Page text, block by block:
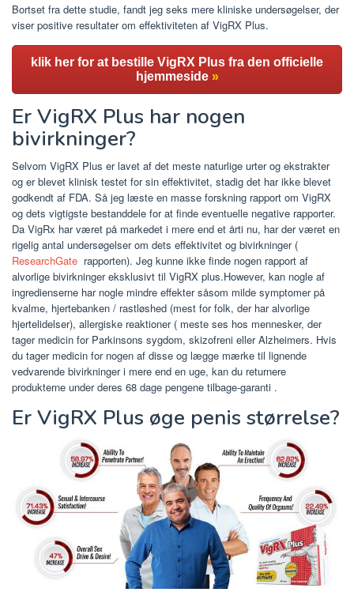
Bortset fra dette studie, fandt jeg seks mere kliniske undersøgelser, der
viser positive resultater om effektiviteten af ​​VigRX Plus.
klik her for at bestille VigRX Plus fra den officielle
hjemmeside »
Er VigRX Plus har nogen
bivirkninger?
Selvom VigRX Plus er lavet af det meste naturlige urter og ekstrakter
og er blevet klinisk testet for sin effektivitet, stadig det har ikke blevet
godkendt af FDA. Så jeg læste en masse forskning rapport om VigRX
og dets vigtigste bestanddele for at finde eventuelle negative rapporter.
Da VigRx har været på markedet i mere end et årti nu, har der været en
rigelig antal undersøgelser om dets effektivitet og bivirkninger (
ResearchGate rapporten). Jeg kunne ikke finde nogen rapport af
alvorlige bivirkninger eksklusivt til VigRX plus.However, kan nogle af
ingredienserne har nogle mindre effekter såsom milde symptomer på
kvalme, hjertebanken / rastløshed (mest for folk, der har alvorlige
hjertelidelser), allergiske reaktioner ( meste ses hos mennesker, der
tager medicin for Parkinsons sygdom, skizofreni eller Alzheimers. Hvis
du tager medicin for nogen af disse og lægge mærke til lignende
vedvarende bivirkninger i mere end en uge, kan du returnere
produkterne under deres 68 dage pengene tilbage-garanti .
Er VigRX Plus øge penis størrelse?